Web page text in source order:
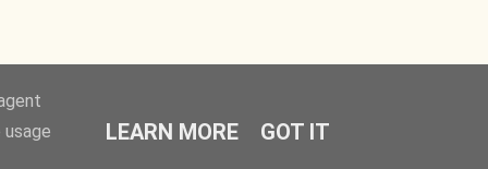
LEARN MORE GOT IT